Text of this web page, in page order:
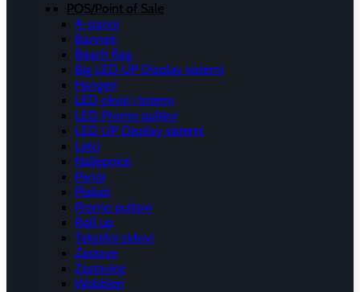
POS/Point of Sale
A-panoi
Banneri
Beach flag
Big LED UP Display sistemi
Hangeri
LED okviri i totemi
LED Promo pultevi
LED UP Display sistemi
Letci
Naljepnice
Panoi
Plakati
Promo pultovi
Roll up
Tekstilni zidovi
Zastave
Zastavice
Wobbleri